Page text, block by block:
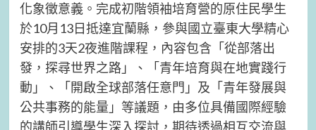
化象徵意義。完成初階領袖培育營的原住民學生
於10月13日抵達宜蘭縣，參與國立臺東大學精心
安排的3天2夜進階課程，內容包含「從部落出
發，探尋世界之路」、「青年培育與在地實踐行
動」、「開啟全球部落任意門」及「青年發展與
公共事務的能量」等議題，由多位具備國際經驗
的講師引導學生深入探討，期待透過相互交流與